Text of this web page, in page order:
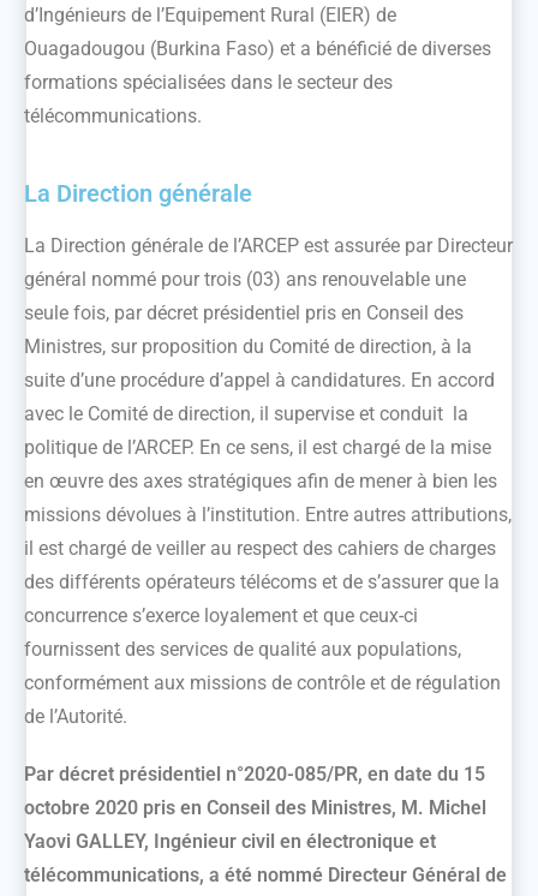
d’Ingénieurs de l’Equipement Rural (EIER) de
Ouagadougou (Burkina Faso) et a bénéficié de diverses
formations spécialisées dans le secteur des
télécommunications.
La Direction générale
La Direction générale de l’ARCEP est assurée par Directeur
général nommé pour trois (03) ans renouvelable une
seule fois, par décret présidentiel pris en Conseil des
Ministres, sur proposition du Comité de direction, à la
suite d’une procédure d’appel à candidatures. En accord
avec le Comité de direction, il supervise et conduit la
politique de l’ARCEP. En ce sens, il est chargé de la mise
en œuvre des axes stratégiques afin de mener à bien les
missions dévolues à l’institution. Entre autres attributions,
il est chargé de veiller au respect des cahiers de charges
des différents opérateurs télécoms et de s’assurer que la
concurrence s’exerce loyalement et que ceux-ci
fournissent des services de qualité aux populations,
conformément aux missions de contrôle et de régulation
de l’Autorité.
Par décret présidentiel n°2020-085/PR, en date du 15
octobre 2020 pris en Conseil des Ministres, M. Michel
Yaovi GALLEY, Ingénieur civil en électronique et
télécommunications, a été nommé Directeur Général de